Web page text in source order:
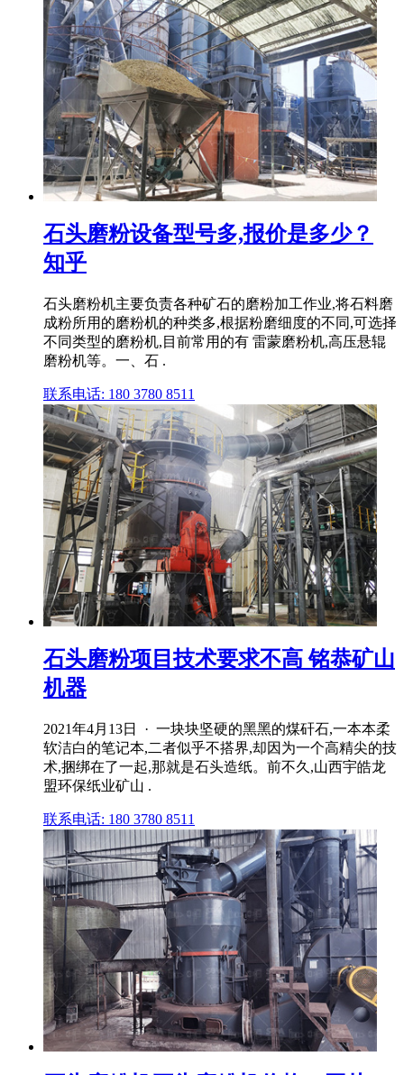
石头磨粉设备型号多,报价是多少？
知乎
石头磨粉机主要负责各种矿石的磨粉加工作业,将石料磨
成粉所用的磨粉机的种类多,根据粉磨细度的不同,可选择
不同类型的磨粉机,目前常用的有 雷蒙磨粉机,高压悬辊
磨粉机等。一、石 .
联系电话: 180 3780 8511
石头磨粉项目技术要求不高 铭恭矿山
机器
2021年4月13日 · 一块块坚硬的黑黑的煤矸石,一本本柔
软洁白的笔记本,二者似乎不搭界,却因为一个高精尖的技
术,捆绑在了一起,那就是石头造纸。前不久,山西宇皓龙
盟环保纸业矿山 .
联系电话: 180 3780 8511